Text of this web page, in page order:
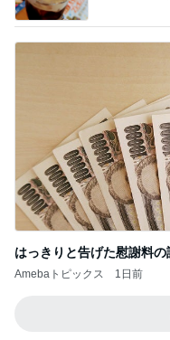
堀ちえみの
だいた 習慣
Amebaトピッ